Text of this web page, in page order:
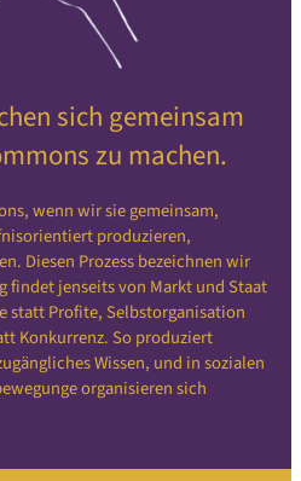
sich gemeinsam
zu machen.
wenn wir sie gemeinsam,
produzieren,
Diesen Prozess bezeichnen wir
findet jenseits von Markt und Staat
statt Profite, Selbstorganisation
Konkurrenz. So produziert
Wissen, und in sozialen
organisieren sich